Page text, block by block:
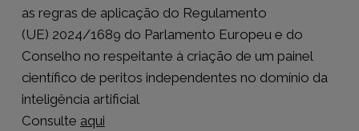
as regras de aplicação do Regulamento
(UE) 2024/1689 do Parlamento Europeu e do
Conselho no respeitante à criação de um painel
científico de peritos independentes no domínio da
inteligência artificial
Consulte aqui